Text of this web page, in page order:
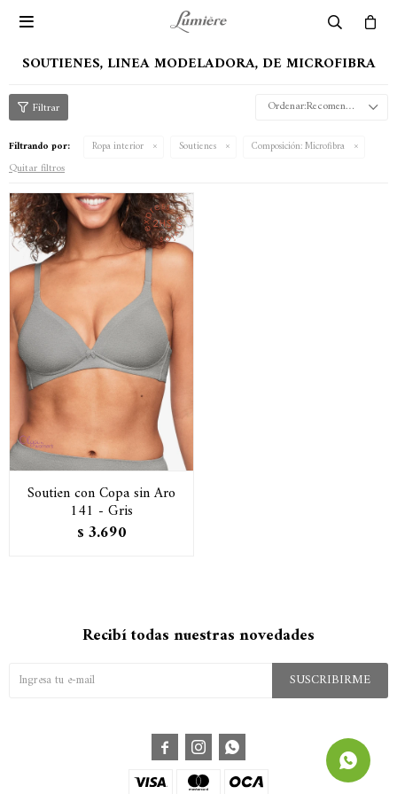

SOUTIENES, LINEA MODELADORA, DE MICROFIBRA
Recomendados
Filtrando por: Ropa interior Soutienes Composición:Microfibra
Quitar filtros
Soutien con Copa sin Aro
141 - Gris
$ 3.690
Recibí todas nuestras novedades
SUSCRIBIRME
  